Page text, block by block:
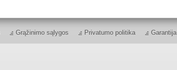
Grąžinimo sąlygos Privatumo politika Garantija